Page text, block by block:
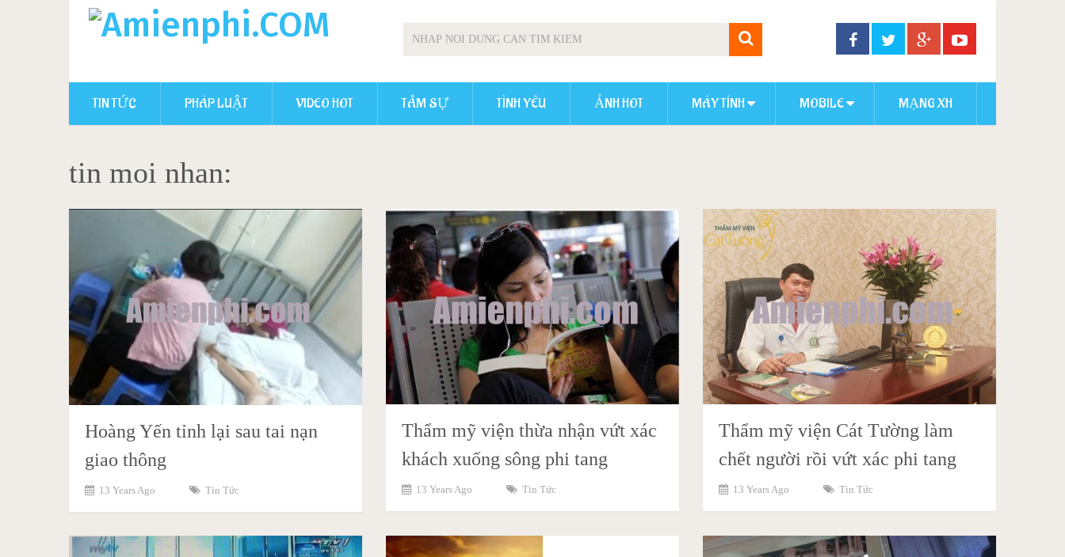
TIN TỨC PHÁP LUẬT VIDEO HOT TÂM SỰ TÌNH YÊU ẢNH HOT MÁY TÍNH MOBILE MẠNG XH
tin moi nhan:
Hoàng Yến tỉnh lại sau tai nạn
giao thông
13 Years Ago Tin Tức
Thẩm mỹ viện thừa nhận vứt xác
khách xuống sông phi tang
13 Years Ago Tin Tức
Thẩm mỹ viện Cát Tường làm
chết người rồi vứt xác phi tang
13 Years Ago Tin Tức